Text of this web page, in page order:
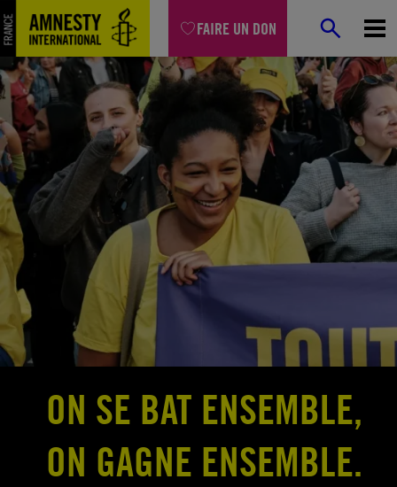
FAIRE UN DON
Aller
au
contenu
ON SE BAT ENSEMBLE,
ON GAGNE ENSEMBLE.